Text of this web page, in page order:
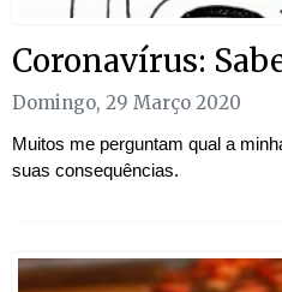
Coronavírus:
Domingo, 29 Março 2020
Muitos me perguntam qual a
suas consequências.